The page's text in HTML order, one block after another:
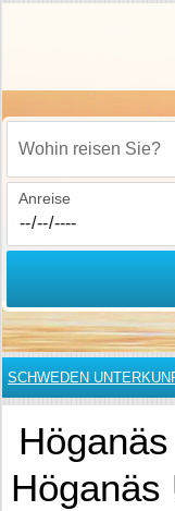
Wohin reisen Sie?
Anreise
SCHWEDEN
Höganäs
Höganäs